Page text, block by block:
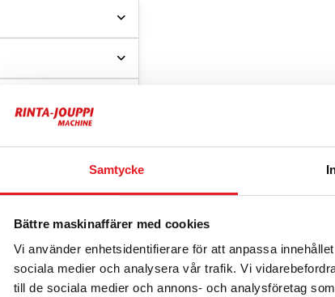
Samtycke
Bättre maskinaffärer med cookies
Vi använder enhetsidentifierare för att anpassa
sociala medier och analysera vår trafik. Vi
till de sociala medier och annons- och analysföretag
Hyra lastare –